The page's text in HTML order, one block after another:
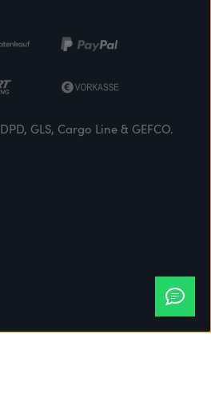
GLS, Cargo Line & GEFCO.